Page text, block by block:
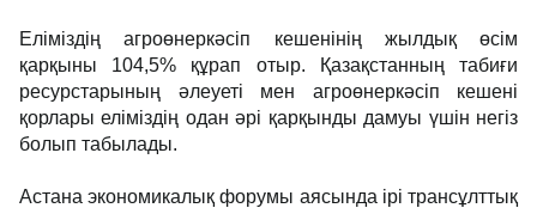
Еліміздің агроөнеркәсіп кешенінің жылдық өсім
қарқыны 104,5% құрап отыр. Қазақстанның табиғи
ресурстарының әлеуеті мен агроөнеркәсіп кешені
қорлары еліміздің одан әрі қарқынды дамуы үшін негіз
болып табылады.
Астана экономикалық форумы аясында ірі трансұлттық